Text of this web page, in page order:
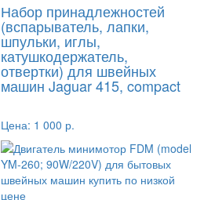
Набор принадлежностей
(вспарыватель, лапки,
шпульки, иглы,
катушкодержатель,
отвертки) для швейных
машин Jaguar 415, compact
Цена: 1 000 р.